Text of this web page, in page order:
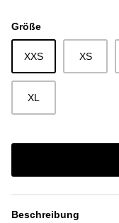
Größe
XXS XS
XL
Beschreibung